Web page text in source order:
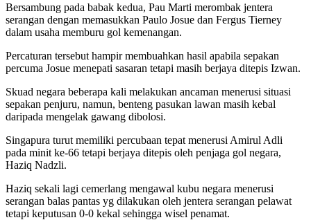
Bersambung pada babak kedua, Pau Marti merombak jentera
serangan dengan memasukkan Paulo Josue dan Fergus Tierney
dalam usaha memburu gol kemenangan.
Percaturan tersebut hampir membuahkan hasil apabila sepakan
percuma Josue menepati sasaran tetapi masih berjaya ditepis Izwan.
Skuad negara beberapa kali melakukan ancaman menerusi situasi
sepakan penjuru, namun, benteng pasukan lawan masih kebal
daripada mengelak gawang dibolosi.
Singapura turut memiliki percubaan tepat menerusi Amirul Adli
pada minit ke-66 tetapi berjaya ditepis oleh penjaga gol negara,
Haziq Nadzli.
Haziq sekali lagi cemerlang mengawal kubu negara menerusi
serangan balas pantas yg dilakukan oleh jentera serangan pelawat
tetapi keputusan 0-0 kekal sehingga wisel penamat.